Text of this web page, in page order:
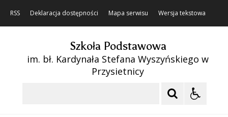
RSS Deklaracja dostępności Mapa serwisu Wersja tekstowa
Szkoła Podstawowa
im. bł. Kardynała Stefana Wyszyńskiego w
Przysietnicy